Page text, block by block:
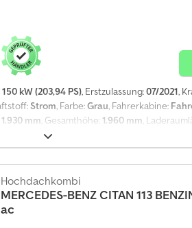
sind wir Montags - Freitags bis 20:00 Uhr
!! !! -Irrtum und Zwischenverkauf
150 kW (203,94 PS), Erstzulassung:07/2021,
Strom , Farbe:Grau , Fahrerkabine:
1.930 mm , Gesamthöhe:1.960 mm ,
Apple CarPlay, Bluetooth, Klimaanlage,
Spiegel, elektrische
- Manuell - Radio/Kassette - Standard -
3500 kg, Leichtmetallfelgen, Art
Keiner, Getönte Scheiben, Elektrische
Metallisch, Beleuchtungsart:
Hochdachkombi
MERCEDES-BENZCITAN 113
ac